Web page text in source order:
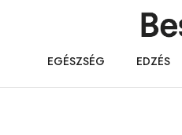
EGÉSZSÉG EDZÉS